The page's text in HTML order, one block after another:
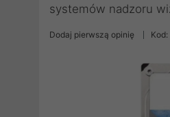
systemów nadzoru
Dodaj pierwszą opinię Kod: